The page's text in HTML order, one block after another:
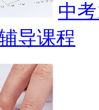
中
导课程